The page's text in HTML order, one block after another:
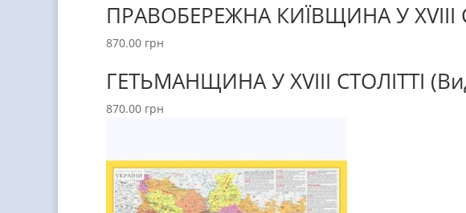
ПРАВОБЕРЕЖНА КИЇВЩИНА У XVIII
870.00 грн
ГЕТЬМАНЩИНА У XVIII СТОЛІТТІ
870.00 грн